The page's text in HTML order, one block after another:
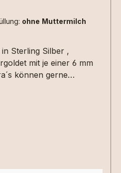
ohne Muttermilch
Sterling Silber ,
mit je einer 6 mm
können gerne